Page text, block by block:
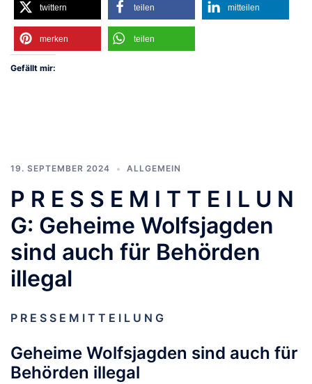
twittern teilen mitteilen
merken teilen
Gefällt mir:
19. SEPTEMBER 2024 ALLGEMEIN
P R E S S E M I T T E I L U N
G: Geheime Wolfsjagden
sind auch für Behörden
illegal
P R E S S E M I T T E I L U N G
Geheime Wolfsjagden sind auch für
Behörden illegal